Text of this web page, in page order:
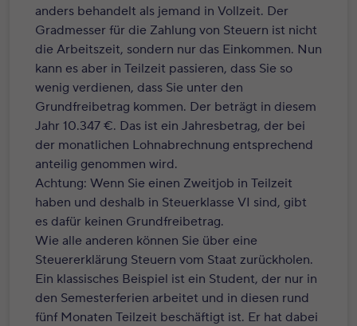
anders behandelt als jemand in Vollzeit. Der
Gradmesser für die Zahlung von Steuern ist nicht
die Arbeitszeit, sondern nur das Einkommen. Nun
kann es aber in Teilzeit passieren, dass Sie so
wenig verdienen, dass Sie unter den
Grundfreibetrag kommen. Der beträgt in diesem
Jahr 10.347 €. Das ist ein Jahresbetrag, der bei
der monatlichen Lohnabrechnung entsprechend
anteilig genommen wird.
Achtung: Wenn Sie einen Zweitjob in Teilzeit
haben und deshalb in Steuerklasse VI sind, gibt
es dafür keinen Grundfreibetrag.
Wie alle anderen können Sie über eine
Steuererklärung Steuern vom Staat zurückholen.
Ein klassisches Beispiel ist ein Student, der nur in
den Semesterferien arbeitet und in diesen rund
fünf Monaten Teilzeit beschäftigt ist. Er hat dabei